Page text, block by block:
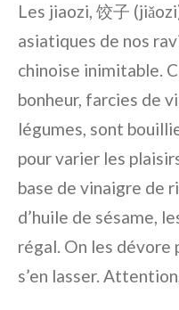
Les jiaozi, 饺子
asiatiques de nos
chinoise inimitable.
bonheur, farcies de
légumes, sont
pour varier les
base de vinaigre de
d’huile de sésame,
régal. On les dévore
s’en lasser.